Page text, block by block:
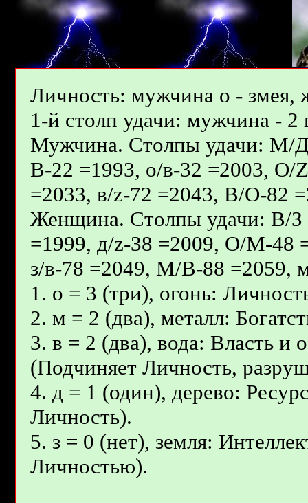
Личность: мужчина о - змея,
1-й столп удачи: мужчина - 2
Мужчина. Столпы удачи: М/Д
В-22 =1993, о/в-32 =2003,
=2033, в/z-72 =2043, В/О-82
Женщина. Столпы удачи: В/З
=1999, д/z-38 =2009, О/М-48
з/в-78 =2049, М/В-88 =2059,
1. о = 3 (три), огонь:
2. м = 2 (два), металл:
3. в = 2 (два), вода: Власть и
(Подчиняет Личность,
4. д = 1 (один), дерево:
Личность).
5. з = 0 (нет), земля:
Личностью).